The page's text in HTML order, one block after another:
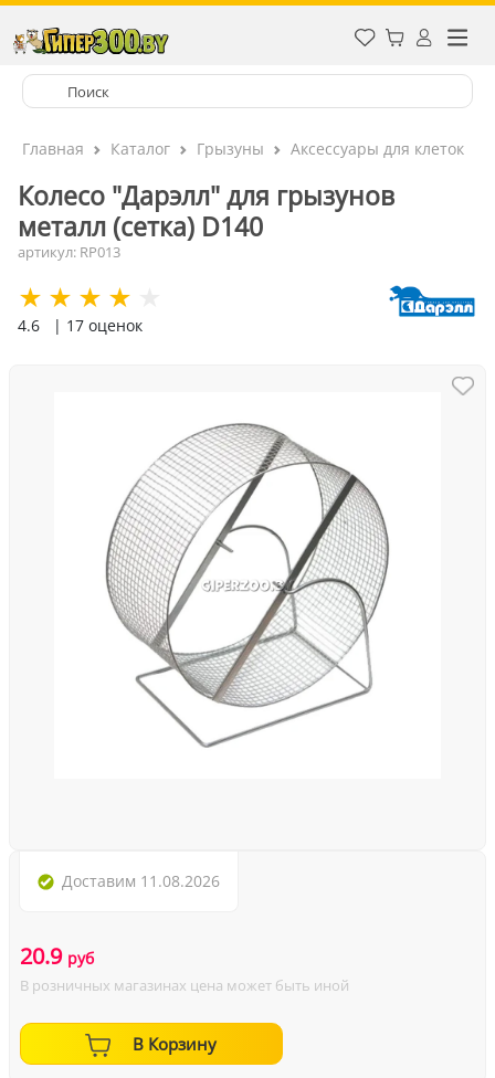
Главная Каталог Грызуны Аксессуары для клеток
Колесо "Дарэлл" для грызунов
металл (сетка) D140
артикул: RP013
4.6 | 17 оценок
Доставим 11.08.2026
20.9 руб
В розничных магазинах цена может быть иной
В Корзину